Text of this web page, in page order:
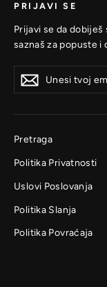
PRIJAVI SE
Prijavi se da
saznaš za popuste i
tvoj
se
Prijavi
se
Pretraga
Politika Privatnosti
Uslovi Poslovanja
Politika Slanja
Politika Povraćaja